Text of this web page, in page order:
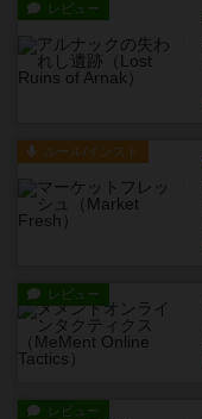
レビュー
ルール/インスト
レビュー
レビュー